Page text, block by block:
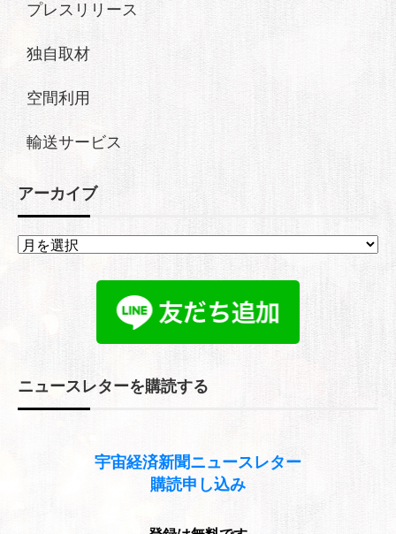
プレスリリース
独自取材
空間利用
輸送サービス
アーカイブ
ア
ー
ニュースレターを購読する
宇宙経済新聞ニュースレター
購読申し込み